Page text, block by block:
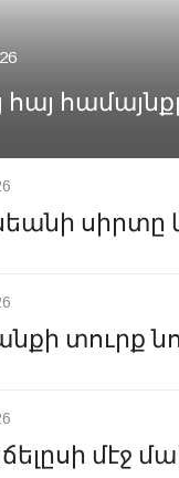
հայ
սիրտը
տուրք
մէջ